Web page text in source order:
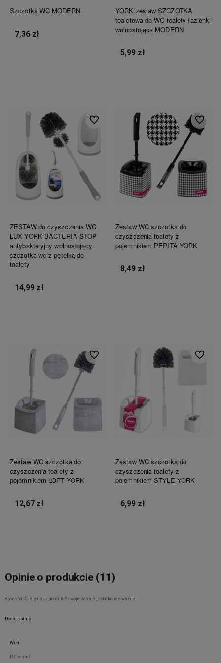
Szczotka WC MODERN
7,36 zł
YORK zestaw SZCZOTKA
toaletowa do WC toalety łazienki
wolnostojąca MODERN
5,99 zł
ZESTAW do czyszczenia WC
LUX YORK BACTERIA STOP
antybakteryjny wolnostojący
szczotka wc z pętelką do
toalety
14,99 zł
Do ulubionych
Zestaw WC szczotka do
czyszczenia toalety z
pojemnikiem PEPITA YORK
8,49 zł
Do
Zestaw WC szczotka do
czyszczenia toalety z
pojemnikiem LOFT YORK
12,67 zł
Do ulubionych
Zestaw WC szczotka do
czyszczenia toalety z
pojemnikiem STYLE YORK
6,99 zł
Do
Opinie o produkcie (11)
Spodobał Ci się nasz produkt? Twoje zdanie jest dla nas ważne!
Dodaj opinię
Wiki
Polecam!